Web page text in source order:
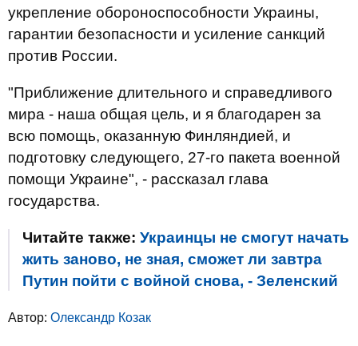
укрепление обороноспособности Украины,
гарантии безопасности и усиление санкций
против России.
"Приближение длительного и справедливого
мира - наша общая цель, и я благодарен за
всю помощь, оказанную Финляндией, и
подготовку следующего, 27-го пакета военной
помощи Украине", - рассказал глава
государства.
Читайте также: Украинцы не смогут начать
жить заново, не зная, сможет ли завтра
Путин пойти с войной снова, - Зеленский
Автор: Олександр Козак